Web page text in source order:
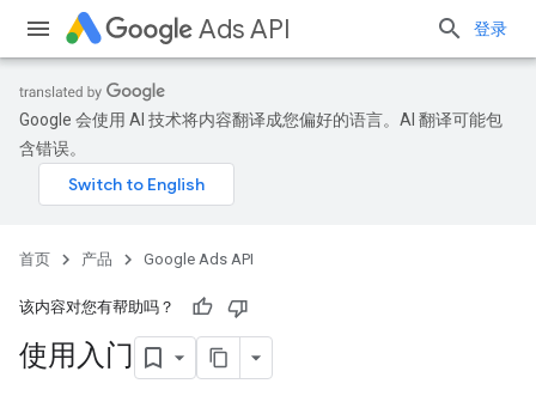
Ads API 登录
Google 会使用 AI 技术将内容翻译成您偏好的语言。AI 翻译可能包
含错误。
首页 产品 Google Ads API
该内容对您有帮助吗？
使用入门